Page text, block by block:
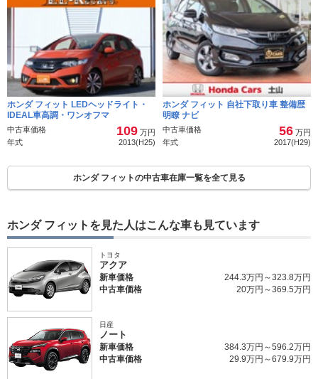
す。 価格なりであることは仕方ないのですが他のコンパクトカー
も質感を高めてきているので今後に期待したいです。
ホンダ フィット LEDヘッドライト・
IDEAL車高調・ワンオフマ
中古車価格 109 万円
年式
2013(H25)
ホンダ フィット 自社下取り車 整備歴
明瞭 ナビ
中古車価格 56 万円
年式
2017(H29)
ホンダ フィットの中古車在庫一覧を全て見る
ホンダ フィットを見た人はこんな車も見ています
トヨタ
アクア
新車価格
244.3万円～323.8万円
中古車価格
20万円～369.5万円
日産
ノート
新車価格
384.3万円～596.2万円
中古車価格
29.9万円～679.9万円